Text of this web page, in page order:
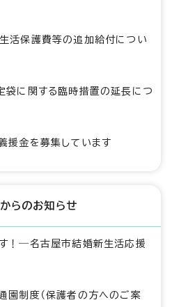
活保護費等の追加給付につい
袋に関する臨時措置の延長につ
援金を募集しています
らのお知らせ
！―名古屋市結婚新生活応援
園制度（保護者の方へのご案